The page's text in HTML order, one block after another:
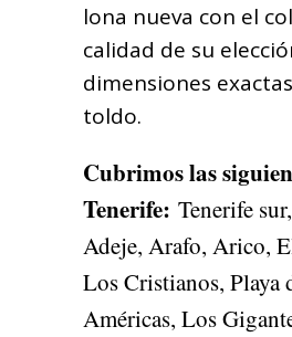
lona nueva con el
calidad de su
dimensiones
toldo.
Cubrimos las
Tenerife: Tenerife
Adeje, Arafo, Arico,
Los Cristianos, Playa
Américas, Los